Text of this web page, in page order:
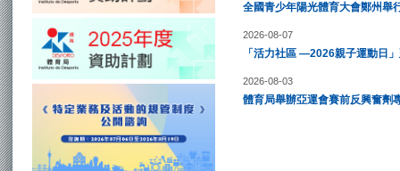
全國青少年陽光體育大會鄭州舉
2026-08-07
「活力社區 —2026親子運動日
2026-08-03
體育局舉辦亞運會賽前反興奮劑